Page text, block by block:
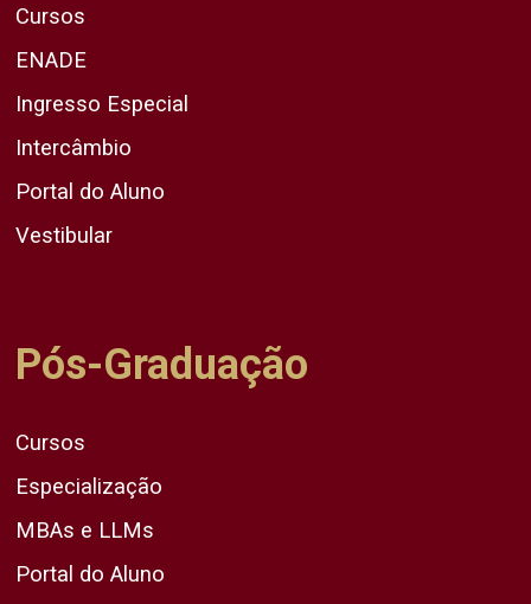
Cursos
ENADE
Ingresso Especial
Intercâmbio
Portal do Aluno
Vestibular
Pós-Graduação
Cursos
Especialização
MBAs e LLMs
Portal do Aluno